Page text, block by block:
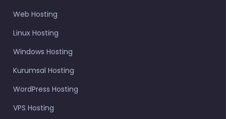
Web Hosting
Linux Hosting
Windows Hosting
Kurumsal Hosting
WordPress Hosting
VPS Hosting